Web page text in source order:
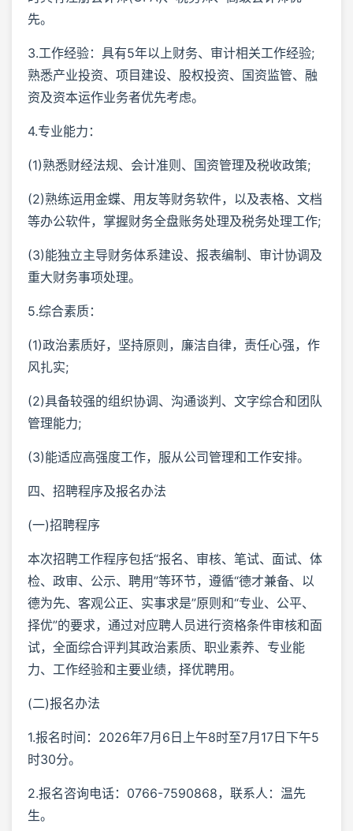
先。
3.工作经验：具有5年以上财务、审计相关工作经验;
熟悉产业投资、项目建设、股权投资、国资监管、融
资及资本运作业务者优先考虑。
4.专业能力：
(1)熟悉财经法规、会计准则、国资管理及税收政策;
(2)熟练运用金蝶、用友等财务软件，以及表格、文档
等办公软件，掌握财务全盘账务处理及税务处理工作;
(3)能独立主导财务体系建设、报表编制、审计协调及
重大财务事项处理。
5.综合素质：
(1)政治素质好，坚持原则，廉洁自律，责任心强，作
风扎实;
(2)具备较强的组织协调、沟通谈判、文字综合和团队
管理能力;
(3)能适应高强度工作，服从公司管理和工作安排。
四、招聘程序及报名办法
(一)招聘程序
本次招聘工作程序包括“报名、审核、笔试、面试、体
检、政审、公示、聘用”等环节，遵循“德才兼备、以
德为先、客观公正、实事求是”原则和“专业、公平、
择优”的要求，通过对应聘人员进行资格条件审核和面
试，全面综合评判其政治素质、职业素养、专业能
力、工作经验和主要业绩，择优聘用。
(二)报名办法
1.报名时间：2026年7月6日上午8时至7月17日下午5
时30分。
2.报名咨询电话：0766-7590868，联系人：温先
生。